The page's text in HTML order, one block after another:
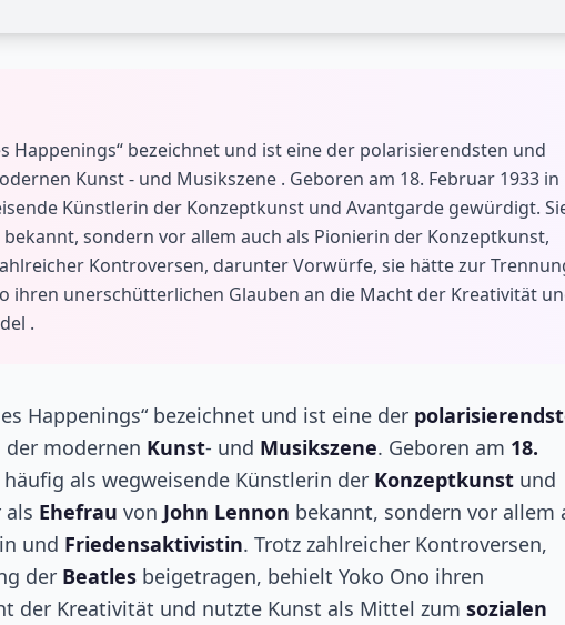
Happenings“ bezeichnet und ist eine der polarisierendsten und
Kunst - und Musikszene . Geboren am 18. Februar 1933 in
Künstlerin der Konzeptkunst und Avantgarde gewürdigt.
sondern vor allem auch als Pionierin der Konzeptkunst,
Kontroversen, darunter Vorwürfe, sie hätte zur
ihren unerschütterlichen Glauben an die Macht der Kreativität
.
Happenings“ bezeichnet und ist eine der
modernen Kunst- und Musikszene. Geboren am 18.
häufig als wegweisende Künstlerin der Konzeptkunst und
Ehefrau von John Lennon bekannt, sondern vor allem
und Friedensaktivistin. Trotz zahlreicher Kontroversen,
der Beatles beigetragen, behielt Yoko Ono ihren
der Kreativität und nutzte Kunst als Mittel zum sozialen